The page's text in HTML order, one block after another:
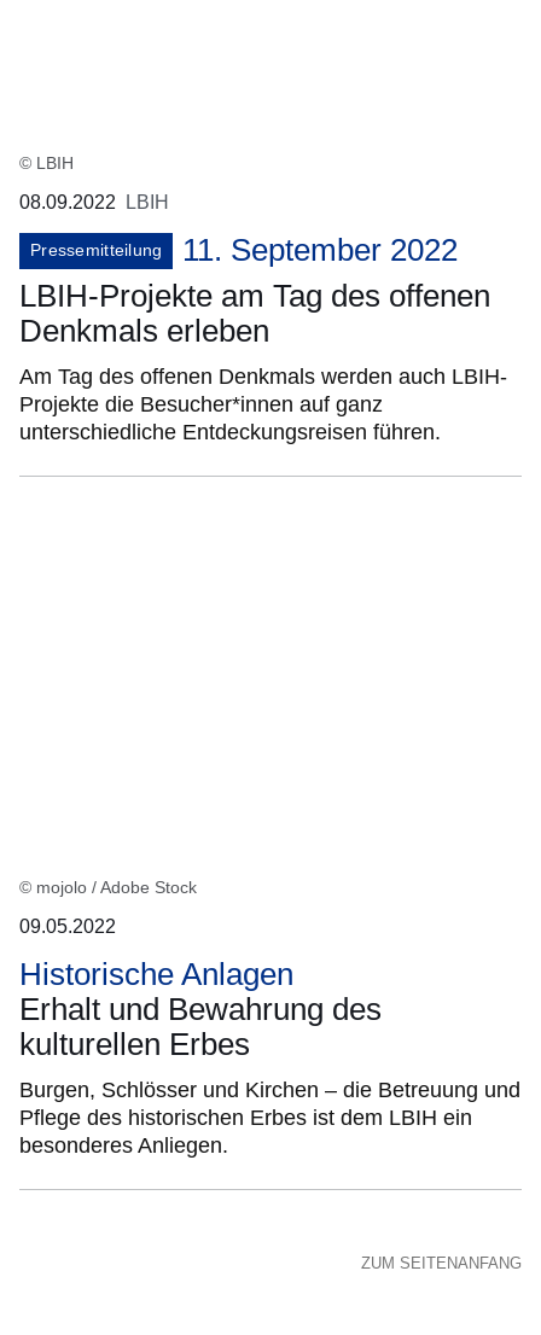
© LBIH
08.09.2022 LBIH
Pressemitteilung
11. September 2022
LBIH-Projekte am Tag des offenen
Denkmals erleben
Am Tag des offenen Denkmals werden auch LBIH-
Projekte die Besucher*innen auf ganz
unterschiedliche Entdeckungsreisen führen.
© mojolo / Adobe Stock
09.05.2022
Historische Anlagen
Erhalt und Bewahrung des
kulturellen Erbes
Burgen, Schlösser und Kirchen – die Betreuung und
Pflege des historischen Erbes ist dem LBIH ein
besonderes Anliegen.
ZUM SEITENANFANG